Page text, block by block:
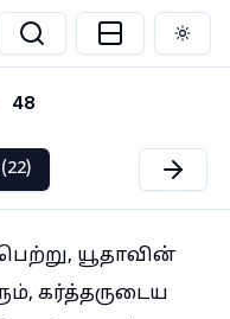
48
யூதாவின்
கர்த்தருடைய